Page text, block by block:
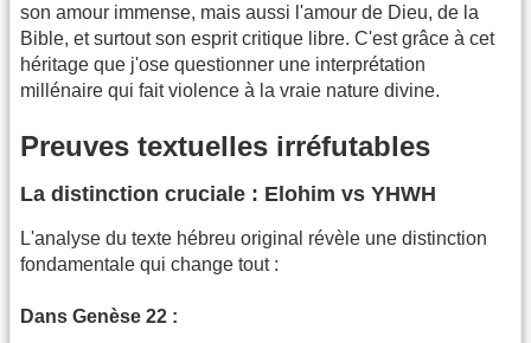
son amour immense, mais aussi l'amour de Dieu, de la
Bible, et surtout son esprit critique libre. C'est grâce à cet
héritage que j'ose questionner une interprétation
millénaire qui fait violence à la vraie nature divine.
Preuves textuelles irréfutables
La distinction cruciale : Elohim vs YHWH
L'analyse du texte hébreu original révèle une distinction
fondamentale qui change tout :
Dans Genèse 22 :